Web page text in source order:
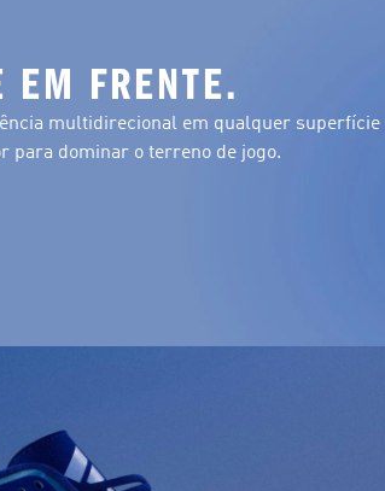
EM FRENTE.
multidirecional em qualquer superfície
para dominar o terreno de jogo.